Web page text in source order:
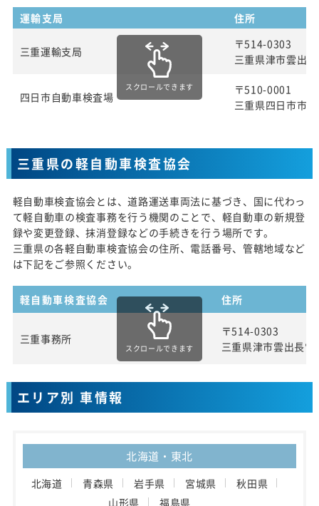
運輸支局 住所
三重運輸支局
〒514-0303
三重県津市雲出
四日市自動車検査場
〒510-0001
三重県四日市市
スクロールできます
三重県の軽自動車検査協会
軽自動車検査協会とは、道路運送車両法に基づき、国に代わっ
て軽自動車の検査事務を行う機関のことで、軽自動車の新規登
録や変更登録、抹消登録などの手続きを行う場所です。
三重県の各軽自動車検査協会の住所、電話番号、管轄地域など
は下記をご参照ください。
軽自動車検査協会 住所
三重事務所
〒514-0303
三重県津市雲出長
スクロールできます
エリア別 車情報
北海道・東北
北海道 青森県 岩手県 宮城県
秋田県
山形県
福島県